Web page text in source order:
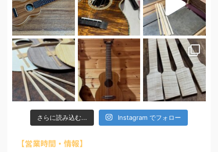
さらに読み込む... Instagram でフォロー
【営業時間・情報】